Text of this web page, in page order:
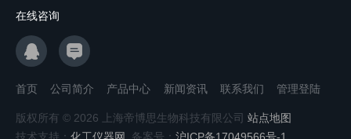
在线咨询
首页 公司简介 产品中心 新闻资讯 联系我们 管理登陆
版权所有 © 2026 上海帝博思生物科技有限公司 站点地图